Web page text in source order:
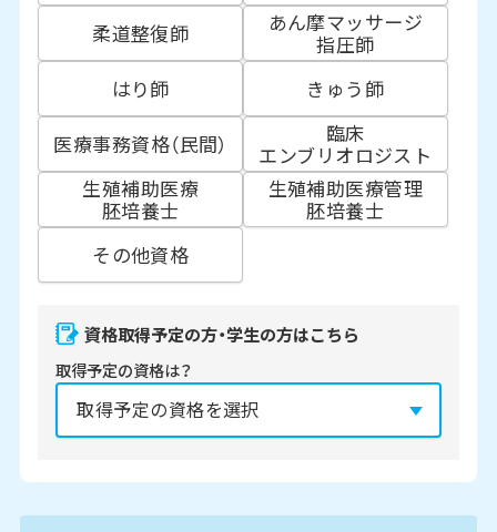
柔道整復師
あん摩マッサージ
指圧師
はり師
きゅう師
医療事務資格（民間）
臨床
エンブリオロジスト
生殖補助医療
胚培養士
生殖補助医療管理
胚培養士
その他資格
資格取得予定の方・学生の方はこちら
取得予定の資格は？
2027年 2028年 2029年 3月